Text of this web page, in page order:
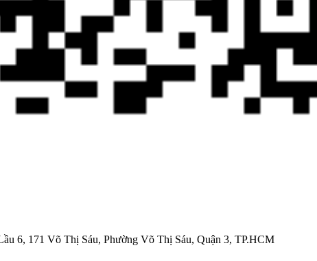
6, 171 Võ Thị Sáu, Phường Võ Thị Sáu, Quận 3, TP.HCM